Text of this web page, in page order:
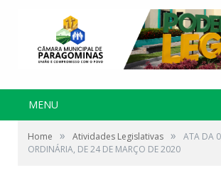
MENU
Home » Atividades Legislativas »
ATA DA
ORDINÁRIA, DE 24 DE MARÇO DE 2020